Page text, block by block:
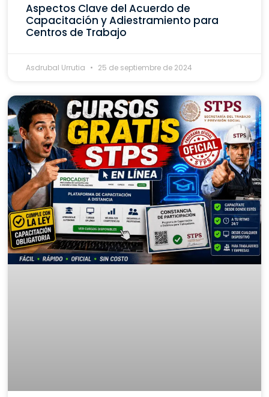
Aspectos Clave del Acuerdo de
Capacitación y Adiestramiento para
Centros de Trabajo
Asdrubal Urrutia 25 de septiembre de 2024